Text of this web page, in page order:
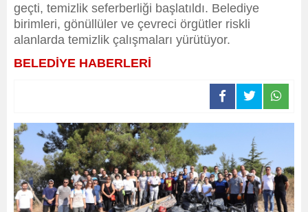
geçti, temizlik seferberliği başlatıldı. Belediye
birimleri, gönüllüler ve çevreci örgütler riskli
alanlarda temizlik çalışmaları yürütüyor.
BELEDİYE HABERLERİ